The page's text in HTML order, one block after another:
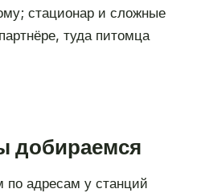
стационар и сложные
туда питомца
добираемся
адресам у станций